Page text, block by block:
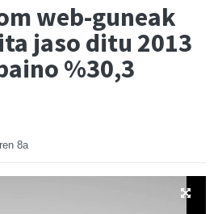
web-guneak
jaso ditu 2013
%30,3
8a